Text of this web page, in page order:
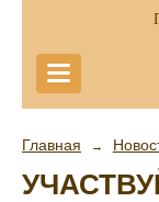
Главная →